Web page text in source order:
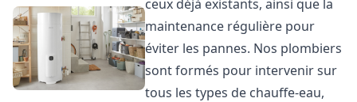
ceux déjà existants, ainsi que la
maintenance régulière pour
éviter les pannes. Nos plombiers
sont formés pour intervenir sur
tous les types de chauffe-eau,